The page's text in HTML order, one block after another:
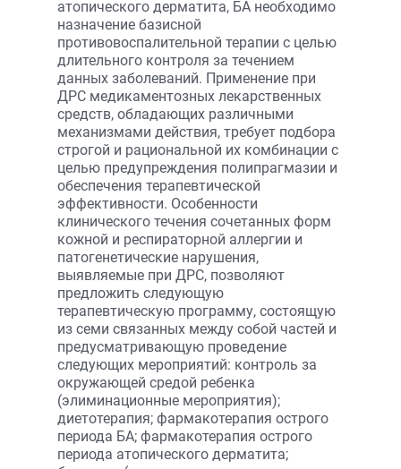
атопического дерматита, БА необходимо
назначение базисной
противовоспалительной терапии с целью
длительного контроля за течением
данных заболеваний. Применение при
ДРС медикаментозных лекарственных
средств, обладающих различными
механизмами действия, требует подбора
строгой и рациональной их комбинации с
целью предупреждения полипрагмазии и
обеспечения терапевтической
эффективности. Особенности
клинического течения сочетанных форм
кожной и респираторной аллергии и
патогенетические нарушения,
выявляемые при ДРС, позволяют
предложить следующую
терапевтическую программу, состоящую
из семи связанных между собой частей и
предусматривающую проведение
следующих мероприятий: контроль за
окружающей средой ребенка
(элиминационные мероприятия);
диетотерапия; фармакотерапия острого
периода БА; фармакотерапия острого
периода атопического дерматита;